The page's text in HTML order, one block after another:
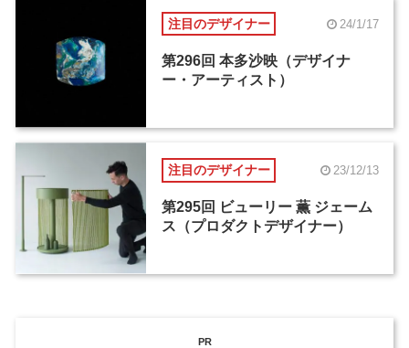
注目のデザイナー 24/1/17
第296回 本多沙映（デザイナ
ー・アーティスト）
注目のデザイナー 23/12/13
第295回 ビューリー 薫 ジェーム
ス（プロダクトデザイナー）
PR